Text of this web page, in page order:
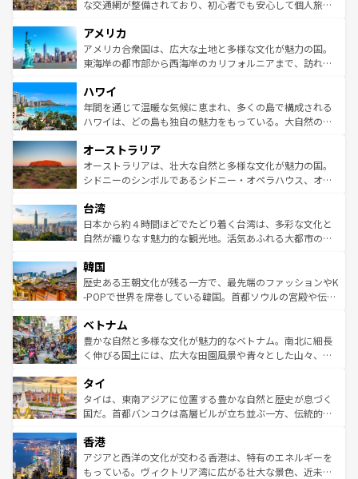
戦など、本場だからこそできる体験も豊富。イギリスを旅
ンツ一覧を参照してほしい。
な交通網が整備されており、初心者でも安心して個人旅行
の建物がそのまま残る町や、スイスならではのユニークな
博物館もあり、アルプス観光だけでなく町歩きも満喫する
ことができる。国民の所得が高いため物価も高いが、旅行
ば市内交通費無料で観光を楽しむこともできる。 なお、新
着のスイス情報はコンテンツ一覧 を参照してほしい。
アメリカ
アメリカ合衆国は、広大な土地と多様な文化が魅力の国。
東海岸の都市部から西海岸のカリフォルニアまで、訪れる
のような巨大都市は、観光、ショッピング、エンターテイ
ンメントが詰まった刺激的なスポットだ。一方、アメリカ
西部には大自然が広がり、グランドキャニオンやイエロー
部のニューオーリンズでは、音楽と美食が融合した独特の
文化が魅力。旅行者はアメリカの各地域で異なる魅力を楽
しみながら、その多様性と豊かな歴史を感じることができ
ならではの贅沢な旅のスタイルだ。 なお、新着のアメリカ
情報はコンテンツ一覧を参照してほしい。
ハワイ
年間を通じて温暖な気候に恵まれ、多くの島で構成される
ハワイは、どの島も独自の魅力をもっている。大自然の神
ワイ島は見逃せない。また、定番の観光地といえばオアフ
島だが、静かな自然を求めるならマウイ島やカウアイ島が
おすすめ。エメラルドグリーンに輝く海をはじめ、豊かな
れるおもてなしの心で訪れる人々を迎えてくれるハワイの
人々、おいしいローカルフードやハワイアンミュージッ
ク、伝統的なフラダンスなど、すべてがハワイの魅力を彩
ワイを、存分に味わってほしい。 なお、新着のハワイ情報
はコンテンツ一覧を参照してほしい。
オーストラリア
オーストラリアは、壮大な自然と多様な文化が魅力の国。
シドニーのシンボルであるシドニー・オペラハウス、オー
リアリーフや大陸中央部にそびえるウルル（エアーズロッ
ク）、タスマニアの美しい原生林やケアンズの熱帯雨林な
ど、見どころがたくさん。また、カフェやワイン、オージ
いる。アクティビティも充実しており、サーフィンやダイ
ビング、ハイキングなど、アウトドア好きにはたまらな
い。オーストラリアの多彩な魅力を存分に味わいつくそ
参照してほしい。
台湾
日本から約４時間ほどでたどり着く台湾は、多彩な文化と
自然が織りなす魅力的な観光地。活気あふれる大都市の台
ン）、静ひつな山岳地帯である台湾東部など、都市の喧騒
と山間の静けさが共存しており、訪れる人に新しい発見と
驚きをもたらしてくれる。また、奥深い台湾の食文化も魅
容にもいいと評判のスイーツなど、バラエティ豊かな料理
が味わえる。 なお、新着の台湾情報は コンテンツ一覧を参
照してほしい。
韓国
歴史ある王朝文化が残る一方で、最先端のファッションやK
-POPで世界を席巻している韓国。首都ソウルの宮殿や伝統
き、地方に足を延ばせば四季折々の自然美を楽しむことが
できる。そして、キムチや焼肉、絶品のストリートフード
まで、さまざまな韓国料理が待っている。夜には、韓国な
リティに包まれながら、韓国の多彩な魅力を心ゆくまで味
わってみてほしい。 なお、新着の韓国情報はコンテンツ一
覧を参照してほしい。
ベトナム
豊かな自然と多様な文化が魅力的なベトナム。南北に細長
く伸びる国土には、広大な田園風景や青々とした山々、世
急速な発展と共に伝統が息づく。ハノイの古い町並みやホ
ーチミン市のフランス統治時代の建物も、独特の雰囲気を
醸し出している。また、バラエティの豊かさとおいしさで
とつ。フォーやバインミー、ベトナムコーヒーなどは、ぜ
ひ現地で味わいたい。どの地域を訪れてもあたたかい人々
が旅行者を迎えてくれるので、きっと忘れられない旅にな
タイ
タイは、東南アジアに位置する豊かな自然と歴史が息づく
国だ。首都バンコクは高層ビルが立ち並ぶ一方、伝統的な
の活気が交差している。北部ではチェンマイなどの山岳地
帯で自然と触れ合い、南部ではプーケットやクラビの美し
いビーチでリゾート気分を楽しむことができる。タイ料理
香港
アジアと西洋の文化が交わる香港は、特有のエネルギーを
もっている。ヴィクトリア湾に広がる壮大な景色、近未来